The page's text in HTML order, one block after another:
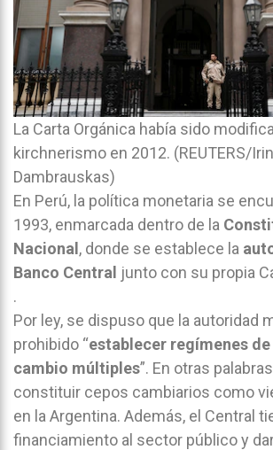
La Carta Orgánica había sido
kirchnerismo en 2012. (REUTERS/
Dambrauskas)
En Perú, la política monetaria se
1993, enmarcada dentro de la
Nacional, donde se establece la
Banco Central junto con su propia
.
Por ley, se dispuso que la autoridad
prohibido “establecer regímenes
cambio múltiples”. En otras
constituir cepos cambiarios como
en la Argentina. Además, el Central
financiamiento al sector público y